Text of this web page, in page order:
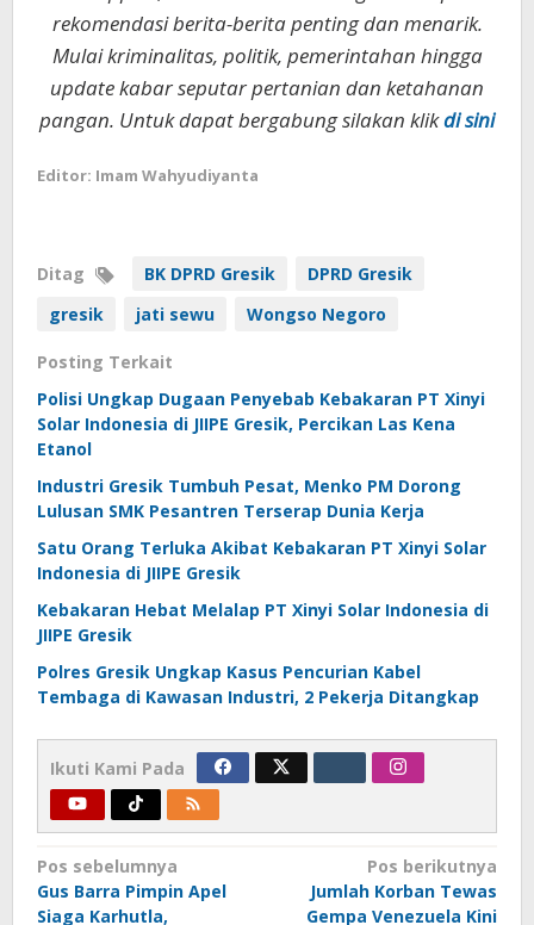
rekomendasi berita-berita penting dan menarik.
Mulai kriminalitas, politik, pemerintahan hingga
update kabar seputar pertanian dan ketahanan
pangan. Untuk dapat bergabung silakan klikdi sini
Editor: Imam Wahyudiyanta
Ditag BK DPRD Gresik
DPRD Gresik
gresik
jati sewu Wongso Negoro
Posting Terkait
Polisi Ungkap Dugaan Penyebab Kebakaran PT Xinyi
Solar Indonesia di JIIPE Gresik, Percikan Las Kena
Etanol
Industri Gresik Tumbuh Pesat, Menko PM Dorong
Lulusan SMK Pesantren Terserap Dunia Kerja
Satu Orang Terluka Akibat Kebakaran PT Xinyi Solar
Indonesia di JIIPE Gresik
Kebakaran Hebat Melalap PT Xinyi Solar Indonesia di
JIIPE Gresik
Polres Gresik Ungkap Kasus Pencurian Kabel
Tembaga di Kawasan Industri, 2 Pekerja Ditangkap
Ikuti Kami Pada
Navigasi
pos
Pos sebelumnya
Gus Barra Pimpin Apel
Siaga Karhutla,
Pos berikutnya
Jumlah Korban Tewas
Gempa Venezuela Kini